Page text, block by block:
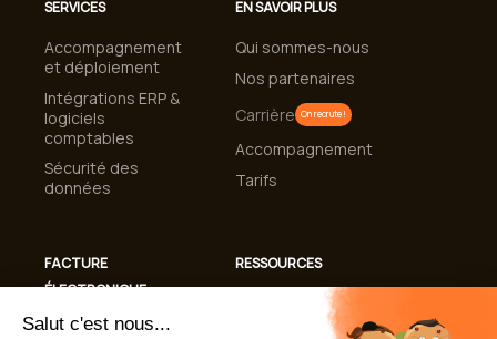
SERVICES
Accompagnement
et déploiement
Intégrations ERP &
logiciels
comptables
Sécurité des
données
FACTURE
ÉLECTRONIQUE
Conformité
EN SAVOIR PLUS
Qui sommes-nous
Nos partenaires
Carrière On recrute !
Accompagnement
Tarifs
RESSOURCES